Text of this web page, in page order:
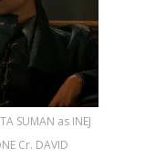
SUMAN as INEJ
Cr. DAVID